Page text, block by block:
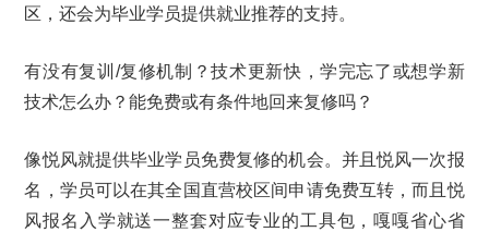
区，还会为毕业学员提供就业推荐的支持。
有没有复训/复修机制？技术更新快，学完忘了或想学新
技术怎么办？能免费或有条件地回来复修吗？
像悦风就提供毕业学员免费复修的机会。并且悦风一次报
名，学员可以在其全国直营校区间申请免费互转，而且悦
风报名入学就送一整套对应专业的工具包，嘎嘎省心省